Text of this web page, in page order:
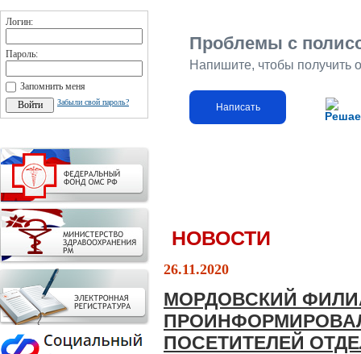
Логин:
Пароль:
Запомнить меня
Забыли свой пароль?
Проблемы с
Напишите, чтобы получить
Написать
НОВОСТИ
26.11.2020
МОРДОВСКИЙ
ПОСЕТИТЕЛЕЙ